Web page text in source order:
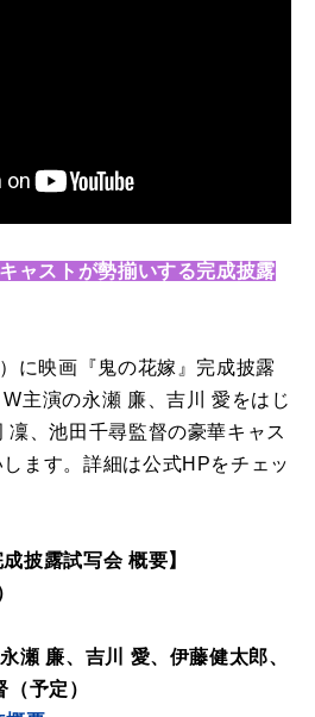
ャストが勢揃いする完成披露
に映画『鬼の花嫁』完成披露
主演の永瀬 廉、吉川 愛をはじ
凜、池田千尋監督の豪華キャス
します。詳細は公式HPをチェッ
披露試写会 概要】
瀬 廉、吉川 愛、伊藤健太郎、
予定）